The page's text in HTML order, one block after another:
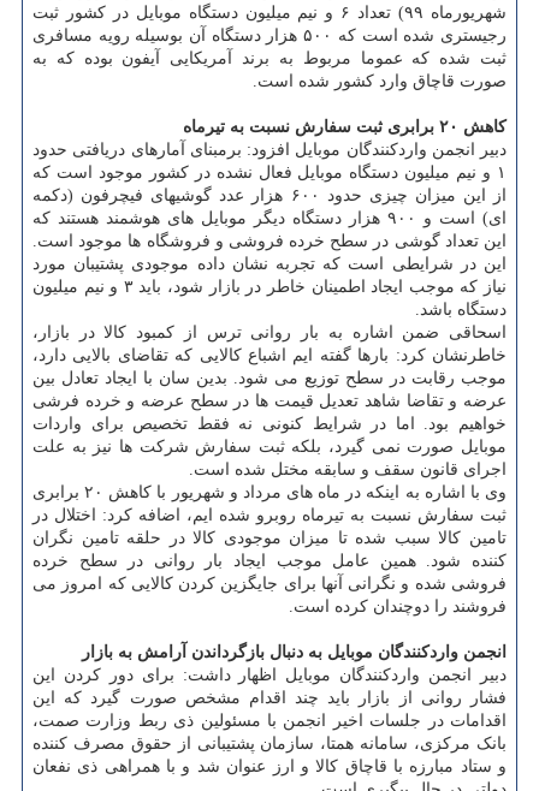
شهریورماه ۹۹) تعداد ۶ و نیم میلیون دستگاه موبایل در کشور ثبت
رجیستری شده است که ۵۰۰ هزار دستگاه آن بوسیله رویه مسافری
ثبت شده که عموما مربوط به برند آمریکایی آیفون بوده که به
صورت قاچاق وارد کشور شده است.
کاهش ۲۰ برابری ثبت سفارش نسبت به تیرماه
دبیر انجمن واردکنندگان موبایل افزود: برمبنای آمارهای دریافتی حدود
۱ و نیم میلیون دستگاه موبایل فعال نشده در کشور موجود است که
از این میزان چیزی حدود ۶۰۰ هزار عدد گوشیهای فیچرفون (دکمه
ای) است و ۹۰۰ هزار دستگاه دیگر موبایل های هوشمند هستند که
این تعداد گوشی در سطح خرده فروشی و فروشگاه ها موجود است.
این در شرایطی است که تجربه نشان داده موجودی پشتیبان مورد
نیاز که موجب ایجاد اطمینان خاطر در بازار شود، باید ۳ و نیم میلیون
دستگاه باشد.
اسحاقی ضمن اشاره به بار روانی ترس از کمبود کالا در بازار،
خاطرنشان کرد: بارها گفته ایم اشباع کالایی که تقاضای بالایی دارد،
موجب رقابت در سطح توزیع می شود. بدین سان با ایجاد تعادل بین
عرضه و تقاضا شاهد تعدیل قیمت ها در سطح عرضه و خرده فرشی
خواهیم بود. اما در شرایط کنونی نه فقط تخصیص برای واردات
موبایل صورت نمی گیرد، بلکه ثبت سفارش شرکت ها نیز به علت
اجرای قانون سقف و سابقه مختل شده است.
وی با اشاره به اینکه در ماه های مرداد و شهریور با کاهش ۲۰ برابری
ثبت سفارش نسبت به تیرماه روبرو شده ایم، اضافه کرد: اختلال در
تامین کالا سبب شده تا میزان موجودی کالا در حلقه تامین نگران
کننده شود. همین عامل موجب ایجاد بار روانی در سطح خرده
فروشی شده و نگرانی آنها برای جایگزین کردن کالایی که امروز می
فروشند را دوچندان کرده است.
انجمن واردکنندگان موبایل به دنبال بازگرداندن آرامش به بازار
دبیر انجمن واردکنندگان موبایل اظهار داشت: برای دور کردن این
فشار روانی از بازار باید چند اقدام مشخص صورت گیرد که این
اقدامات در جلسات اخیر انجمن با مسئولین ذی ربط وزارت صمت،
بانک مرکزی، سامانه همتا، سازمان پشتیبانی از حقوق مصرف کننده
و ستاد مبارزه با قاچاق کالا و ارز عنوان شد و با همراهی ذی نفعان